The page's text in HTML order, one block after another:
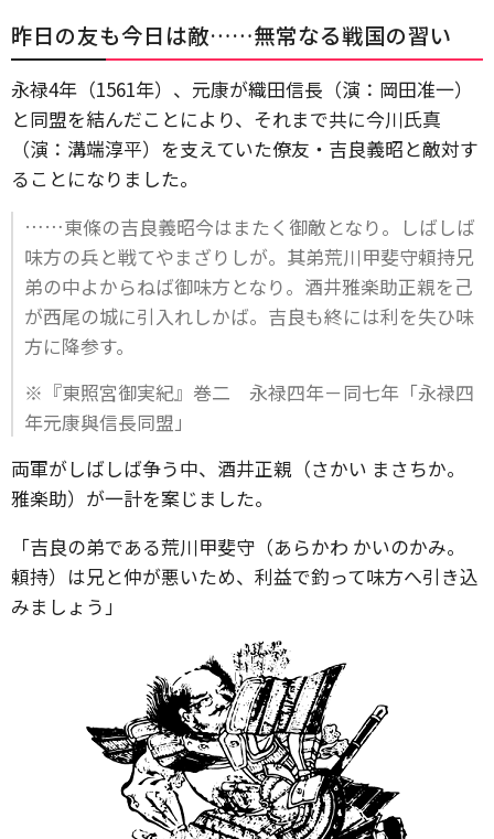
昨日の友も今日は敵……無常なる戦国の習い
永禄4年（1561年）、元康が織田信長（演：岡田准一）
と同盟を結んだことにより、それまで共に今川氏真
（演：溝端淳平）を支えていた僚友・吉良義昭と敵対す
ることになりました。
……東條の吉良義昭今はまたく御敵となり。しばしば
味方の兵と戦てやまざりしが。其弟荒川甲斐守頼持兄
弟の中よからねば御味方となり。酒井雅楽助正親を己
が西尾の城に引入れしかば。吉良も終には利を失ひ味
方に降参す。
※『東照宮御実紀』巻二 永禄四年－同七年「永禄四
年元康與信長同盟」
両軍がしばしば争う中、酒井正親（さかい まさちか。
雅楽助）が一計を案じました。
「吉良の弟である荒川甲斐守（あらかわ かいのかみ。
頼持）は兄と仲が悪いため、利益で釣って味方へ引き込
みましょう」